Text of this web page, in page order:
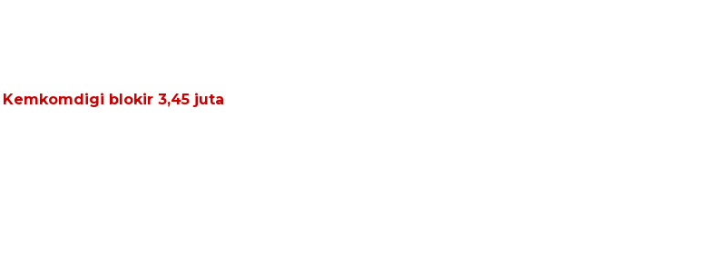
Kemkomdigi blokir 3,45 juta